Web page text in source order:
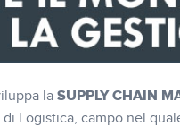
la SUPPLY CHAIN
Logistica, campo nel